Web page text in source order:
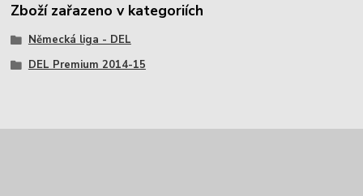
Zboží zařazeno v kategoriích
Německá liga - DEL
DEL Premium 2014-15